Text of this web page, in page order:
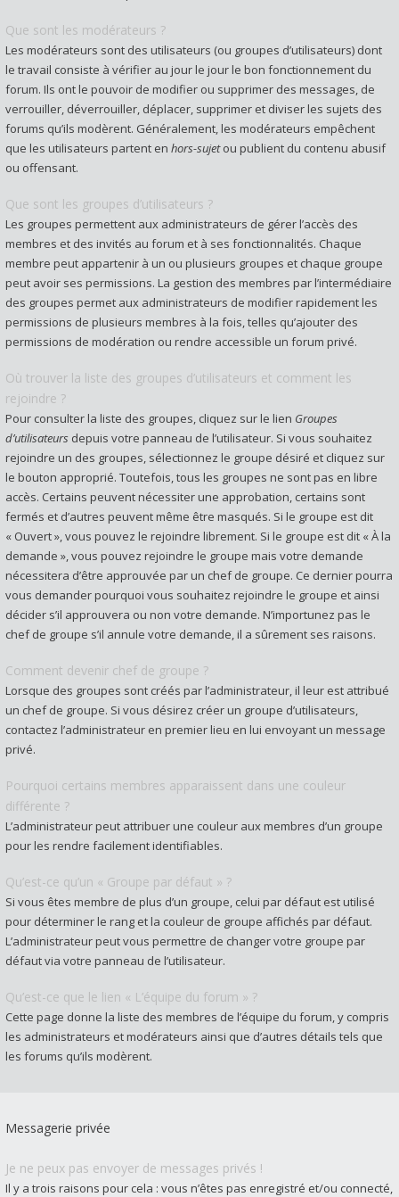
Que sont les modérateurs ?
Les modérateurs sont des utilisateurs (ou groupes d’utilisateurs) dont
le travail consiste à vérifier au jour le jour le bon fonctionnement du
forum. Ils ont le pouvoir de modifier ou supprimer des messages, de
verrouiller, déverrouiller, déplacer, supprimer et diviser les sujets des
forums qu’ils modèrent. Généralement, les modérateurs empêchent
que les utilisateurs partent en hors-sujetou publient du contenu abusif
ou offensant.
Que sont les groupes d’utilisateurs ?
Les groupes permettent aux administrateurs de gérer l’accès des
membres et des invités au forum et à ses fonctionnalités. Chaque
membre peut appartenir à un ou plusieurs groupes et chaque groupe
peut avoir ses permissions. La gestion des membres par l’intermédiaire
des groupes permet aux administrateurs de modifier rapidement les
permissions de plusieurs membres à la fois, telles qu’ajouter des
permissions de modération ou rendre accessible un forum privé.
Où trouver la liste des groupes d’utilisateurs et comment les
rejoindre ?
Pour consulter la liste des groupes, cliquez sur le lien Groupes
d’utilisateurs depuis votre panneau de l’utilisateur. Si vous souhaitez
rejoindre un des groupes, sélectionnez le groupe désiré et cliquez sur
le bouton approprié. Toutefois, tous les groupes ne sont pas en libre
accès. Certains peuvent nécessiter une approbation, certains sont
fermés et d’autres peuvent même être masqués. Si le groupe est dit
« Ouvert », vous pouvez le rejoindre librement. Si le groupe est dit « À la
demande », vous pouvez rejoindre le groupe mais votre demande
nécessitera d’être approuvée par un chef de groupe. Ce dernier pourra
vous demander pourquoi vous souhaitez rejoindre le groupe et ainsi
décider s’il approuvera ou non votre demande. N’importunez pas le
chef de groupe s’il annule votre demande, il a sûrement ses raisons.
Comment devenir chef de groupe ?
Lorsque des groupes sont créés par l’administrateur, il leur est attribué
un chef de groupe. Si vous désirez créer un groupe d’utilisateurs,
contactez l’administrateur en premier lieu en lui envoyant un message
privé.
Pourquoi certains membres apparaissent dans une couleur
différente ?
L’administrateur peut attribuer une couleur aux membres d’un groupe
pour les rendre facilement identifiables.
Qu’est-ce qu’un « Groupe par défaut » ?
Si vous êtes membre de plus d’un groupe, celui par défaut est utilisé
pour déterminer le rang et la couleur de groupe affichés par défaut.
L’administrateur peut vous permettre de changer votre groupe par
défaut via votre panneau de l’utilisateur.
Qu’est-ce que le lien « L’équipe du forum » ?
Cette page donne la liste des membres de l’équipe du forum, y compris
les administrateurs et modérateurs ainsi que d’autres détails tels que
les forums qu’ils modèrent.
Messagerie privée
Je ne peux pas envoyer de messages privés !
Il y a trois raisons pour cela : vous n’êtes pas enregistré et/ou connecté,